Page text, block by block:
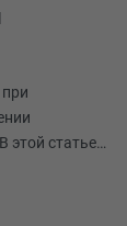
этой статье